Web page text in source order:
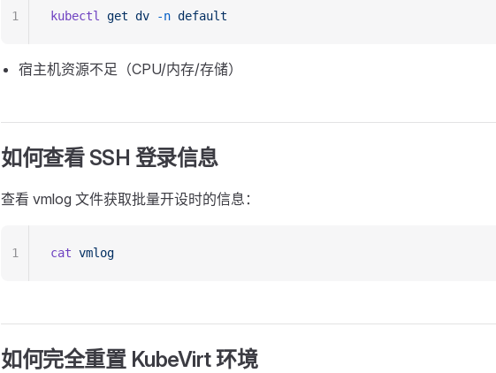
kubectl get dv -n default
1
宿主机资源不足（CPU/内存/存储）
如何查看 SSH 登录信息
查看 vmlog 文件获取批量开设时的信息：
cat vmlog
1
如何完全重置 KubeVirt 环境